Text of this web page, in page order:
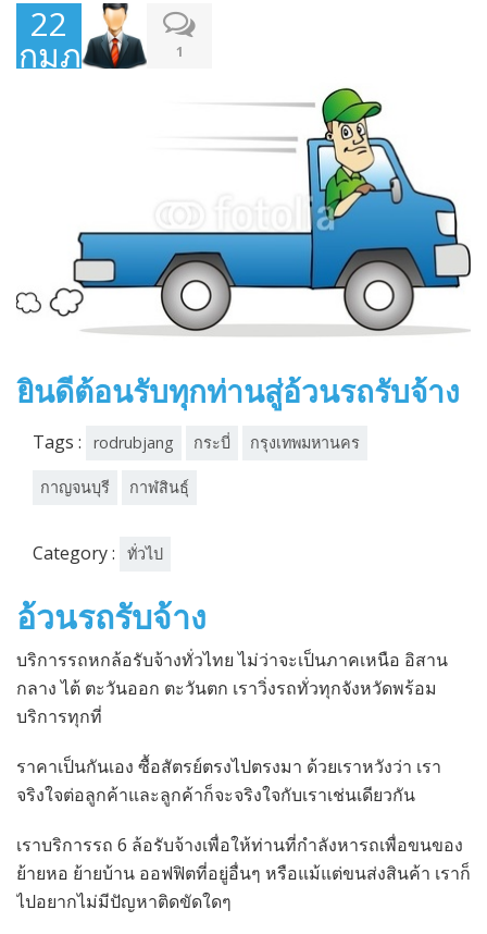
22
กุมภาพันธ์ 1
ยินดีต้อนรับทุกท่านสู่อ้วนรถรับจ้าง
Tags : rodrubjang กระบี่ กรุงเทพมหานคร
กาญจนบุรี กาฬสินธุ์
Category : ทั่วไป
อ้วนรถรับจ้าง
บริการรถหกล้อรับจ้างทั่วไทย ไม่ว่าจะเป็นภาคเหนือ อิสาน
กลาง ไต้ ตะวันออก ตะวันตก เราวิ่งรถทั่วทุกจังหวัดพร้อม
บริการทุกที่
ราคาเป็นกันเอง ซื้อสัตรย์ตรงไปตรงมา ด้วยเราหวังว่า เรา
จริงใจต่อลูกค้าและลูกค้าก็จะจริงใจกับเราเช่นเดียวกัน
เราบริการรถ 6 ล้อรับจ้างเพื่อให้ท่านที่กำลังหารถเพื่อขนของ
ย้ายหอ ย้ายบ้าน ออฟฟิตที่อยู่อื่นๆ หรือแม้แต่ขนส่งสินค้า เราก็
ไปอยากไม่มีปัญหาติดขัดใดๆ